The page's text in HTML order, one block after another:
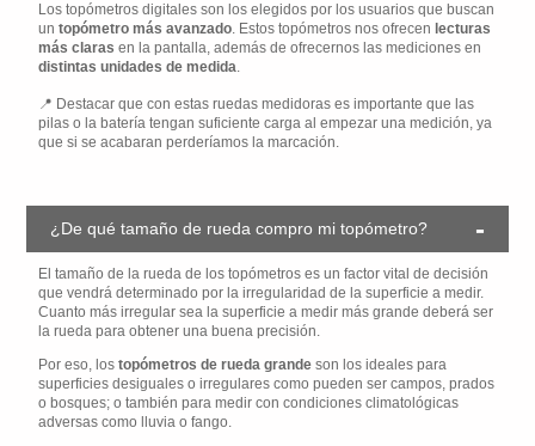
Los topómetros digitales son los elegidos por los usuarios que buscan
untopómetro más avanzado. Estos topómetros nos ofrecen lecturas
más claras en la pantalla, además de ofrecernos las mediciones en
distintas unidades de medida.
Destacar que con estas ruedas medidoras es importante que las
pilas o la batería tengan suficiente carga al empezar una medición, ya
que si se acabaran perderíamos la marcación.
¿De qué tamaño de rueda compro mi topómetro?
El tamaño de la rueda de los topómetros es un factor vital de decisión
que vendrá determinado por la irregularidad de la superficie a medir.
Cuanto más irregular sea la superficie a medir más grande deberá ser
la rueda para obtener una buena precisión.
Por eso, lostopómetros de rueda grande son los ideales para
superficies desiguales o irregulares como pueden ser campos, prados
o bosques; o también para medir con condiciones climatológicas
adversas como lluvia o fango.